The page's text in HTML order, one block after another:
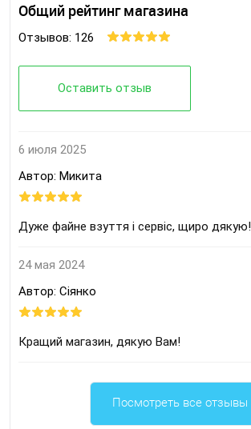
Общий рейтинг магазина
Отзывов: 126
Оставить отзыв
6 июля 2025
Автор: Микита
Дуже файне взуття і сервіс, щиро дякую!
24 мая 2024
Автор: Сіянко
Кращий магазин, дякую Вам!
Посмотреть все отзывы